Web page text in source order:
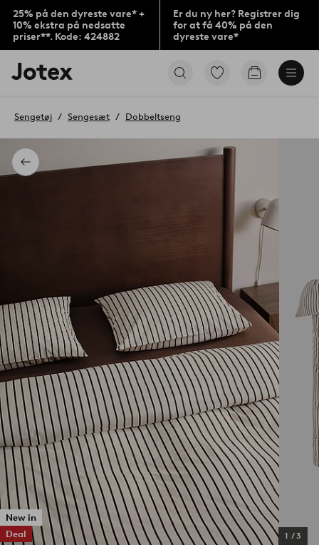
25% på den dyreste vare* +
10% ekstra på nedsatte
priser**. Kode: 424882
Er du ny her? Registrer dig
for at få 40% på den
dyreste vare*
Jotex
logo
til
Gå
Gå
Tilbage
Sengetøj Sengesæt Dobbeltseng
New in
Deal
1 /3